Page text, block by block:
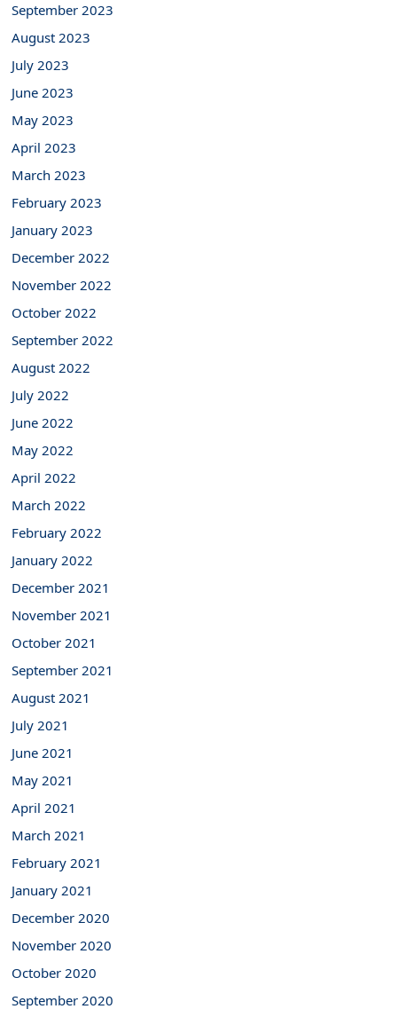
September 2023
August 2023
July 2023
June 2023
May 2023
April 2023
March 2023
February 2023
January 2023
December 2022
November 2022
October 2022
September 2022
August 2022
July 2022
June 2022
May 2022
April 2022
March 2022
February 2022
January 2022
December 2021
November 2021
October 2021
September 2021
August 2021
July 2021
June 2021
May 2021
April 2021
March 2021
February 2021
January 2021
December 2020
November 2020
October 2020
September 2020